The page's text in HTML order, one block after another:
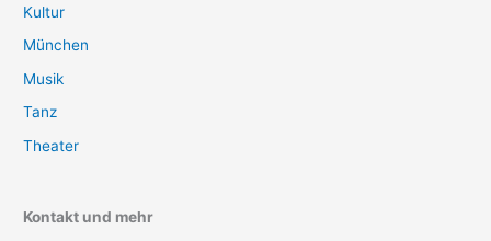
Kultur
München
Musik
Tanz
Theater
Kontakt und mehr